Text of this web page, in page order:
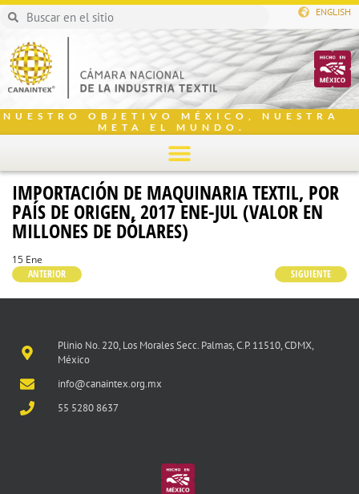
ENGLISH
NUESTRO OBJETIVO MÉXICO, NUESTRA
META EL MUNDO.
IMPORTACIÓN DE MAQUINARIA TEXTIL, POR
PAÍS DE ORIGEN, 2017 ENE-JUL (VALOR EN
MILLONES DE DÓLARES)
15 Ene
ANTERIOR
SIGUIENTE
Plinio No. 220, Los Morales Secc. Palmas, C.P. 11510, CDMX,
México
info@canaintex.org.mx
55 5280 8637